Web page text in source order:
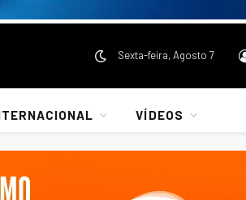
Sexta-feira, Agosto 7
VÍDEOS